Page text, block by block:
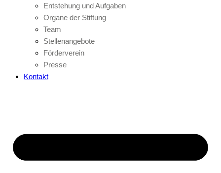
Entstehung und Aufgaben
Organe der Stiftung
Team
Stellenangebote
Förderverein
Presse
Kontakt